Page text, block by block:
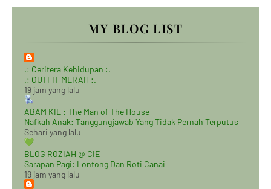
MY BLOG LIST
.: Ceritera Kehidupan :.
.: OUTFIT MERAH :.
19 jam yang lalu
ABAM KIE : The Man of The House
Nafkah Anak: Tanggungjawab Yang Tidak Pernah Terputus
Sehari yang lalu
BLOG ROZIAH @ CIE
Sarapan Pagi: Lontong Dan Roti Canai
19 jam yang lalu